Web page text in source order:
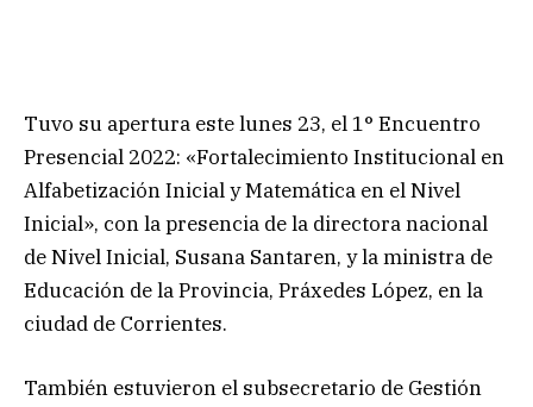
Tuvo su apertura este lunes 23, el 1° Encuentro
Presencial 2022: «Fortalecimiento Institucional en
Alfabetización Inicial y Matemática en el Nivel
Inicial», con la presencia de la directora nacional
de Nivel Inicial, Susana Santaren, y la ministra de
Educación de la Provincia, Práxedes López, en la
ciudad de Corrientes.
También estuvieron el subsecretario de Gestión